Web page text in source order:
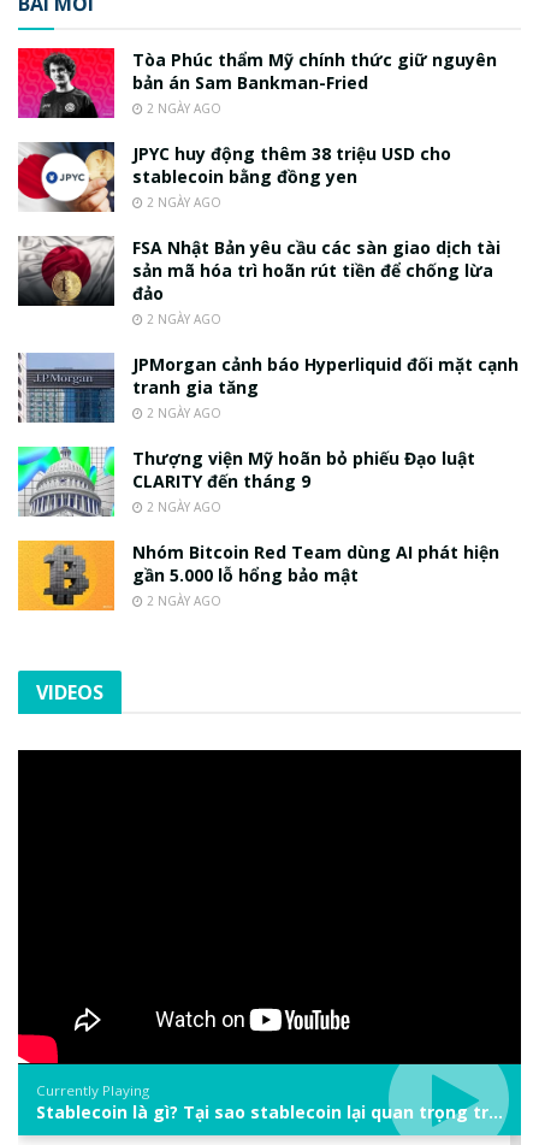
Tòa Phúc thẩm Mỹ chính thức giữ nguyên
bản án Sam Bankman-Fried
2 NGÀY AGO
JPYC huy động thêm 38 triệu USD cho
stablecoin bằng đồng yen
2 NGÀY AGO
FSA Nhật Bản yêu cầu các sàn giao dịch tài
sản mã hóa trì hoãn rút tiền để chống lừa
đảo
2 NGÀY AGO
JPMorgan cảnh báo Hyperliquid đối mặt cạnh
tranh gia tăng
2 NGÀY AGO
Thượng viện Mỹ hoãn bỏ phiếu Đạo luật
CLARITY đến tháng 9
2 NGÀY AGO
Nhóm Bitcoin Red Team dùng AI phát hiện
gần 5.000 lỗ hổng bảo mật
2 NGÀY AGO
VIDEOS
Currently Playing
Stablecoin là gì? Tại sao stablecoin lại quan trọng trong thị trường crypto? | Phổ cập Blockchain